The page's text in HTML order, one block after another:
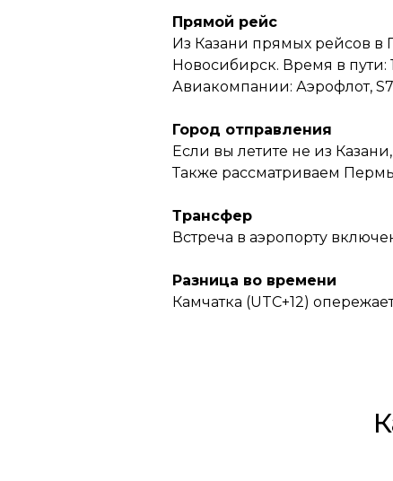
Прямой рейс
Из Казани прямых рейсов в
Новосибирск. Время в пути:
Авиакомпании: Аэрофлот,
Город отправления
Если вы летите не из
Также рассматриваем
Трансфер
Встреча в аэропорту
Разница во времени
Камчатка (UTC+12)